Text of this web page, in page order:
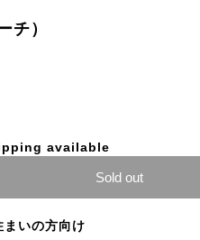
チ）
available
Sold out
まいの方向け